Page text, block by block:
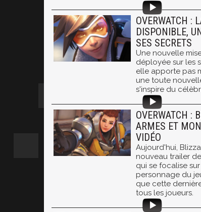
OVERWATCH :
DISPONIBLE,
SES SECRETS
Une nouvelle
déployée sur les
elle apporte pas
une toute
s'inspire du
OVERWATCH :
ARMES ET
VIDÉO
Aujourd'hui,
nouveau trailer
qui se focalise
personnage du
que cette
tous les joueurs.